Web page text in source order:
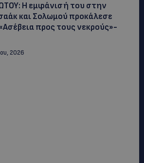
Η εμφάνισή του στην
και Σολωμού προκάλεσε
προς τους νεκρούς»-
2026